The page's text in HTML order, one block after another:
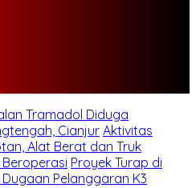
Tramadol Diduga
Cianjur Aktivitas
Alat Berat dan Truk
Proyek Turap di
Pelanggaran K3